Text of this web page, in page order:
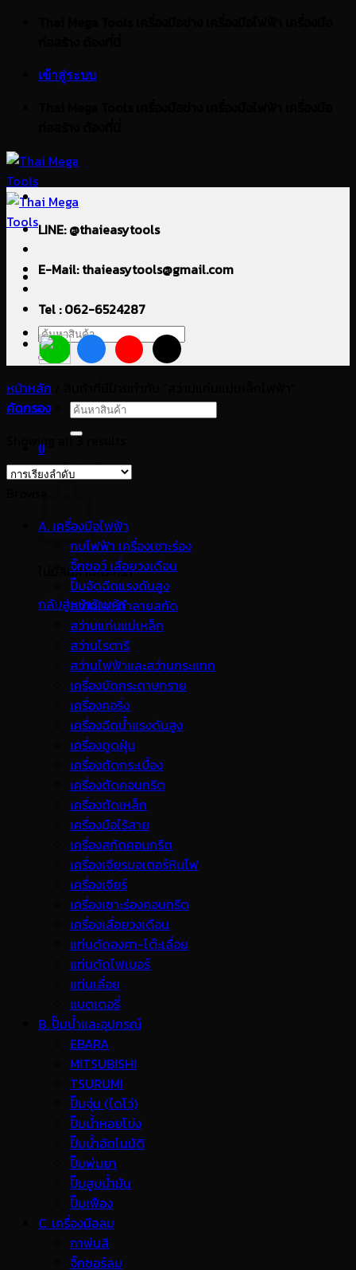
เข้าสู่ระบบ
ค้นหา:
ค้นหา:
0
ตะกร้าสินค้า
ไม่มีสินค้าในตะกร้า
กลับสู่หน้าร้านค้า
LINE: @thaieasytools
E-Mail: thaieasytools@gmail.com
Tel : 062-6524287
หน้าหลัก
คัดกรอง
Showing all 3 results
A. เครื่องมือไฟฟ้า
กบไฟฟ้า เครื่องเซาะร่อง
จิ๊กซอว์ เลื่อยวงเดือน
ปั๊มอัดฉีดแรงดันสูง
สว่านเจาะทำลายสกัด
สว่านแท่นแม่เหล็ก
สว่านโรตารี
สว่านไฟฟ้าและสว่านกระแทก
เครื่องขัดกระดาษทราย
เครื่องคอริ่ง
เครื่องฉีดน้ำแรงดันสูง
เครื่องดูดฝุ่น
เครื่องตัดกระเบื้อง
เครื่องตัดคอนกรีต
เครื่องตัดเหล็ก
เครื่องมือไร้สาย
เครื่องสกัดคอนกรีต
เครื่องเจียรมอเตอร์หินไฟ
เครื่องเจียร์
เครื่องเซาะร่องคอนกรีต
เครื่องเลื่อยวงเดือน
แท่นตัดองศา-โต๊ะเลื่อย
แท่นตัดไฟเบอร์
แท่นเลื่อย
แบตเตอรี่
B. ปั๊มน้ำและอุปกรณ์
EBARA
MITSUBISHI
TSURUMI
ปั๊มจุ่ม (ไดโว่)
ปั๊มน้ำหอยโข่ง
ปั๊มน้ำอัตโนมัติ
ปั๊มพ่นยา
ปั๊มสูบน้ำมัน
ปั๊มเฟือง
C. เครื่องมือลม
กาพ่นสี
จิ๊กซอร์ลม